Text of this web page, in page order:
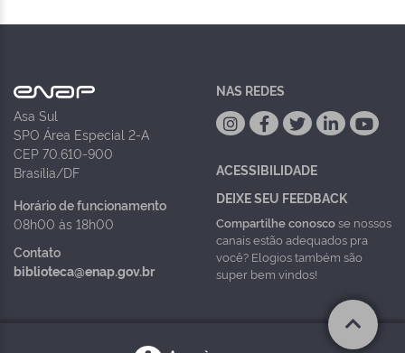
Asa Sul
SPO Área Especial 2-A
CEP 70.610-900
Brasília/DF
Horário de funcionamento
08h00 às 18h00
Contato
biblioteca@enap.gov.br
NAS REDES
ACESSIBILIDADE
DEIXE SEU FEEDBACK
Compartilhe conoscose nossos
canais estão adequados pra
você? Elogios também são
super bem vindos!